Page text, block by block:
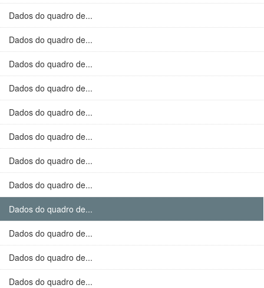
Dados do quadro de...
Dados do quadro de...
Dados do quadro de...
Dados do quadro de...
Dados do quadro de...
Dados do quadro de...
Dados do quadro de...
Dados do quadro de...
Dados do quadro de...
Dados do quadro de...
Dados do quadro de...
Dados do quadro de...